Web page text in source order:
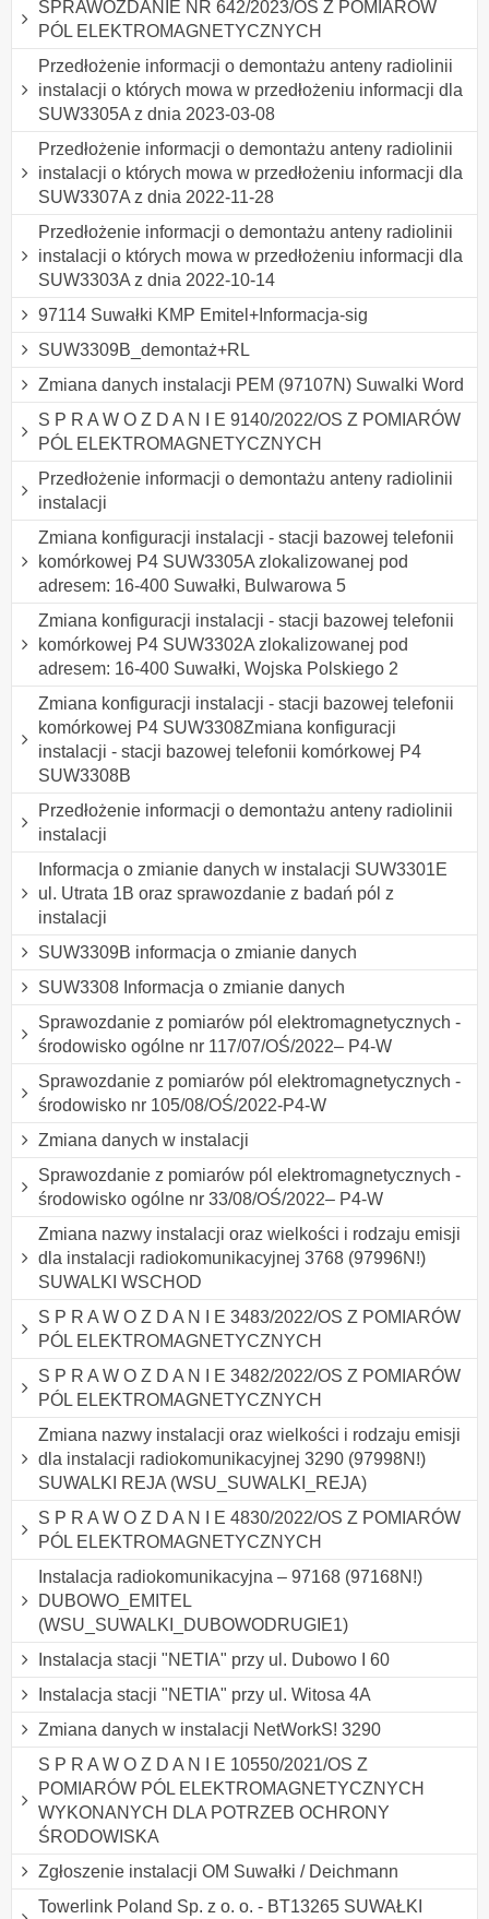
SPRAWOZDANIE NR 642/2023/OS Z POMIARÓW
PÓL ELEKTROMAGNETYCZNYCH
Przedłożenie informacji o demontażu anteny radiolinii
instalacji o których mowa w przedłożeniu informacji dla
SUW3305A z dnia 2023-03-08
Przedłożenie informacji o demontażu anteny radiolinii
instalacji o których mowa w przedłożeniu informacji dla
SUW3307A z dnia 2022-11-28
Przedłożenie informacji o demontażu anteny radiolinii
instalacji o których mowa w przedłożeniu informacji dla
SUW3303A z dnia 2022-10-14
97114 Suwałki KMP Emitel+Informacja-sig
SUW3309B_demontaż+RL
Zmiana danych instalacji PEM (97107N) Suwalki Word
S P R A W O Z D A N I E 9140/2022/OS Z POMIARÓW
PÓL ELEKTROMAGNETYCZNYCH
Przedłożenie informacji o demontażu anteny radiolinii
instalacji
Zmiana konfiguracji instalacji - stacji bazowej telefonii
komórkowej P4 SUW3305A zlokalizowanej pod
adresem: 16-400 Suwałki, Bulwarowa 5
Zmiana konfiguracji instalacji - stacji bazowej telefonii
komórkowej P4 SUW3302A zlokalizowanej pod
adresem: 16-400 Suwałki, Wojska Polskiego 2
Zmiana konfiguracji instalacji - stacji bazowej telefonii
komórkowej P4 SUW3308Zmiana konfiguracji
instalacji - stacji bazowej telefonii komórkowej P4
SUW3308B
Przedłożenie informacji o demontażu anteny radiolinii
instalacji
Informacja o zmianie danych w instalacji SUW3301E
ul. Utrata 1B oraz sprawozdanie z badań pól z
instalacji
SUW3309B informacja o zmianie danych
SUW3308 Informacja o zmianie danych
Sprawozdanie z pomiarów pól elektromagnetycznych -
środowisko ogólne nr 117/07/OŚ/2022– P4-W
Sprawozdanie z pomiarów pól elektromagnetycznych -
środowisko nr 105/08/OŚ/2022-P4-W
Zmiana danych w instalacji
Sprawozdanie z pomiarów pól elektromagnetycznych -
środowisko ogólne nr 33/08/OŚ/2022– P4-W
Zmiana nazwy instalacji oraz wielkości i rodzaju emisji
dla instalacji radiokomunikacyjnej 3768 (97996N!)
SUWALKI WSCHOD
S P R A W O Z D A N I E 3483/2022/OS Z POMIARÓW
PÓL ELEKTROMAGNETYCZNYCH
S P R A W O Z D A N I E 3482/2022/OS Z POMIARÓW
PÓL ELEKTROMAGNETYCZNYCH
Zmiana nazwy instalacji oraz wielkości i rodzaju emisji
dla instalacji radiokomunikacyjnej 3290 (97998N!)
SUWALKI REJA (WSU_SUWALKI_REJA)
S P R A W O Z D A N I E 4830/2022/OS Z POMIARÓW
PÓL ELEKTROMAGNETYCZNYCH
Instalacja radiokomunikacyjna – 97168 (97168N!)
DUBOWO_EMITEL
(WSU_SUWALKI_DUBOWODRUGIE1)
Instalacja stacji "NETIA" przy ul. Dubowo I 60
Instalacja stacji "NETIA" przy ul. Witosa 4A
Zmiana danych w instalacji NetWorkS! 3290
S P R A W O Z D A N I E 10550/2021/OS Z
POMIARÓW PÓL ELEKTROMAGNETYCZNYCH
WYKONANYCH DLA POTRZEB OCHRONY
ŚRODOWISKA
Zgłoszenie instalacji OM Suwałki / Deichmann
Towerlink Poland Sp. z o. o. - BT13265 SUWAŁKI